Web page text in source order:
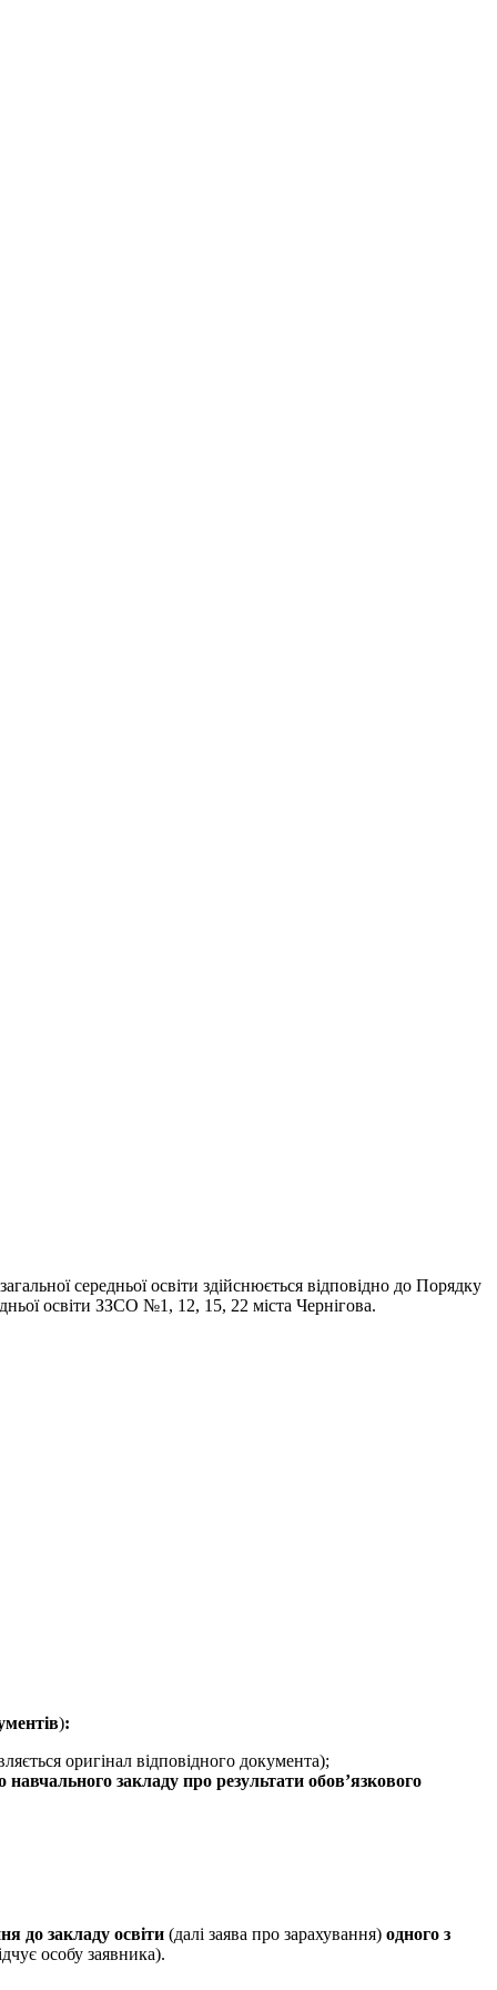
середньої освіти здійснюється відповідно до Порядку
освіти ЗЗСО №1, 12, 15, 22 міста Чернігова.
):
оригінал відповідного документа);
навчального закладу про результати обов’язкового
до закладу освіти (далі заява про зарахування) одного з
особу заявника).